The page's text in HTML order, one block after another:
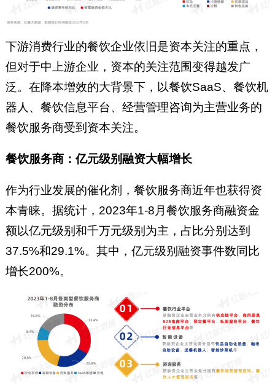
下游消费行业的餐饮企业依旧是资本关注的重点，
但对于中上游企业，资本的关注范围变得越发广
泛。在降本增效的大背景下，以餐饮SaaS、餐饮机
器人、餐饮信息平台、经营管理咨询为主营业务的
餐饮服务商受到资本关注。
餐饮服务商：亿元级别融资大幅增长
作为行业发展的催化剂，餐饮服务商近年也获得资
本青睐。据统计，2023年1-8月餐饮服务商融资金
额以亿元级别和千万元级别为主，占比分别达到
37.5%和29.1%。其中，亿元级别融资事件数同比
增长200%。